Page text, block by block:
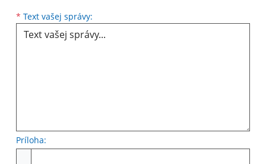
* Text vašej správy:
Príloha: